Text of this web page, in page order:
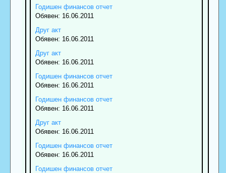
Годишен финансов отчет
Обявен: 16.06.2011
Друг акт
Обявен: 16.06.2011
Друг акт
Обявен: 16.06.2011
Годишен финансов отчет
Обявен: 16.06.2011
Годишен финансов отчет
Обявен: 16.06.2011
Друг акт
Обявен: 16.06.2011
Годишен финансов отчет
Обявен: 16.06.2011
Годишен финансов отчет